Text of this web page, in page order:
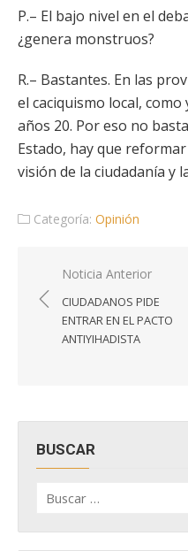
P.– El bajo nivel en el
¿genera monstruos?
R.– Bastantes. En las
el caciquismo local,
años 20. Por eso no
Estado, hay que
visión de la ciudadanía y
Categoría: Opinión
Navegación
de
entradas
Noticia Anterior
CIUDADANOS PIDE
ENTRAR EN EL PACTO
ANTIYIHADISTA
BUSCAR
por: